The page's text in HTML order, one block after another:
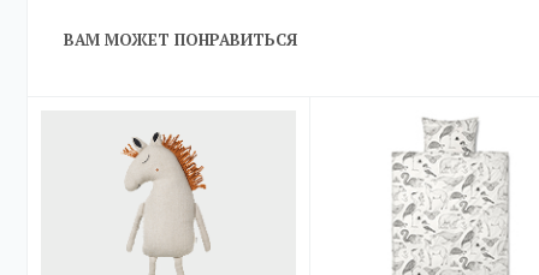
ВАМ МОЖЕТ ПОНРАВИТЬСЯ